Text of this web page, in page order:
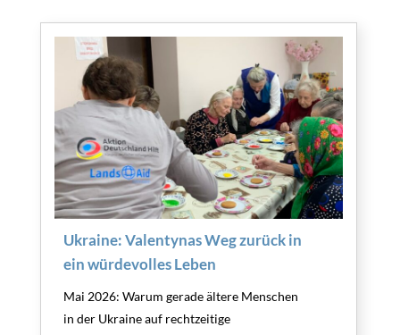
Ukraine: Valentynas Weg zurück in
ein würdevolles Leben
Mai 2026: Warum gerade ältere Menschen
in der Ukraine auf rechtzeitige